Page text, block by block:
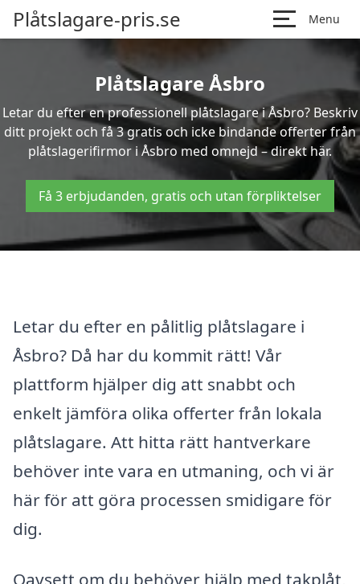
Plåtslagare-pris.se Menu
Plåtslagare Åsbro
Letar du efter en professionell plåtslagare i Åsbro? Beskriv
ditt projekt och få 3 gratis och icke bindande offerter från
plåtslagerifirmor i Åsbro med omnejd – direkt här.
Få 3 erbjudanden, gratis och utan förpliktelser
Letar du efter en pålitlig plåtslagare i
Åsbro? Då har du kommit rätt! Vår
plattform hjälper dig att snabbt och
enkelt jämföra olika offerter från lokala
plåtslagare. Att hitta rätt hantverkare
behöver inte vara en utmaning, och vi är
här för att göra processen smidigare för
dig.